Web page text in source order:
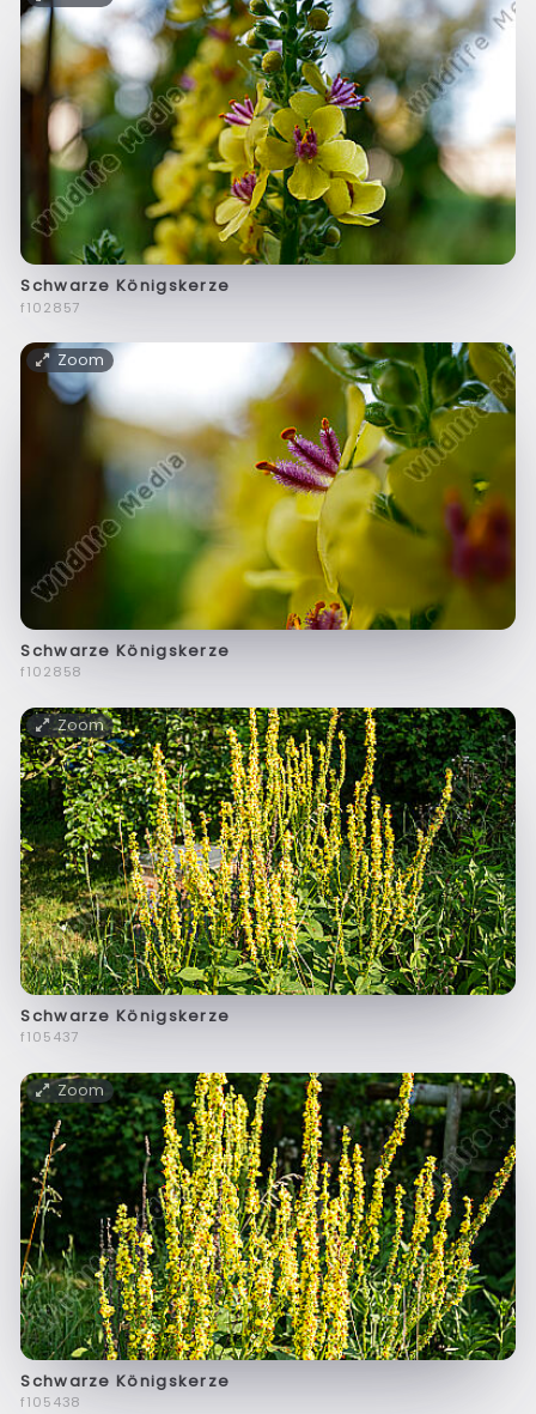
Schwarze Königskerze
f102857
Zoom
Schwarze Königskerze
f102858
Zoom
Schwarze Königskerze
f105437
Zoom
Schwarze Königskerze
f105438